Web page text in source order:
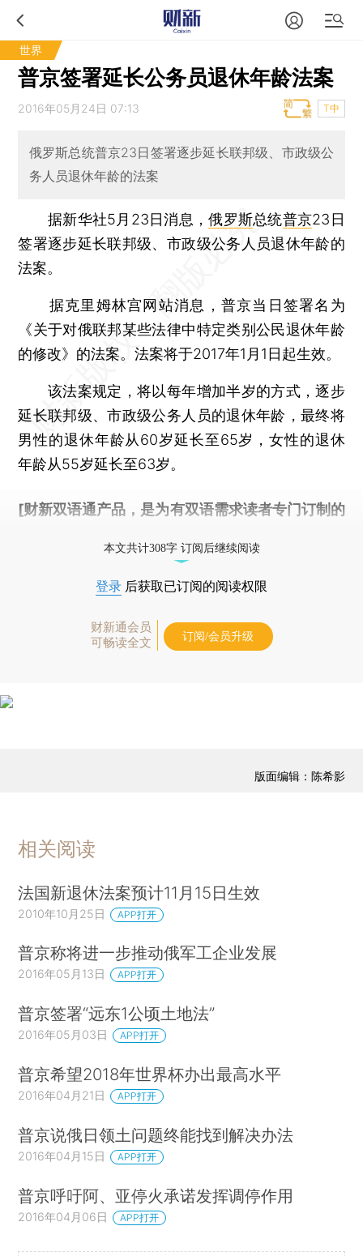
世界
普京签署延长公务员退休年龄法案
2016年05月24日 07:13 T中
俄罗斯总统普京23日签署逐步延长联邦级、市政级公
务人员退休年龄的法案
据新华社5月23日消息，俄罗斯总统普京23日
签署逐步延长联邦级、市政级公务人员退休年龄的
法案。
据克里姆林宫网站消息，普京当日签署名为
《关于对俄联邦某些法律中特定类别公民退休年龄
的修改》的法案。法案将于2017年1月1日起生效。
该法案规定，将以每年增加半岁的方式，逐步
延长联邦级、市政级公务人员的退休年龄，最终将
男性的退休年龄从60岁延长至65岁，女性的退休
年龄从55岁延长至63岁。
[财新双语通产品，是为有双语需求读者专门订制的
本文共计308字 订阅后继续阅读
登录 后获取已订阅的阅读权限
财新通会员
可畅读全文
订阅/会员升级
版面编辑：陈希影
相关阅读
法国新退休法案预计11月15日生效
2010年10月25日 APP打开
普京称将进一步推动俄军工企业发展
2016年05月13日 APP打开
普京签署“远东1公顷土地法”
2016年05月03日 APP打开
普京希望2018年世界杯办出最高水平
2016年04月21日 APP打开
普京说俄日领土问题终能找到解决办法
2016年04月15日 APP打开
普京呼吁阿、亚停火承诺发挥调停作用
2016年04月06日 APP打开